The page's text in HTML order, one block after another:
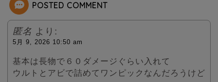
r
POSTED COMMENT
匿名 より:
5月 9, 2026 10:50 am
基本は長物で６０ダメージぐらい入れて
ウルトとアビで詰めてワンピックなんだろうけど